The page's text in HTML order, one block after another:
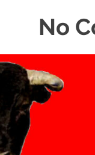
No
la
corrida